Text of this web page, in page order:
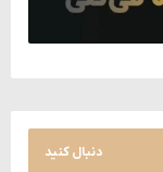
دنبال کنید